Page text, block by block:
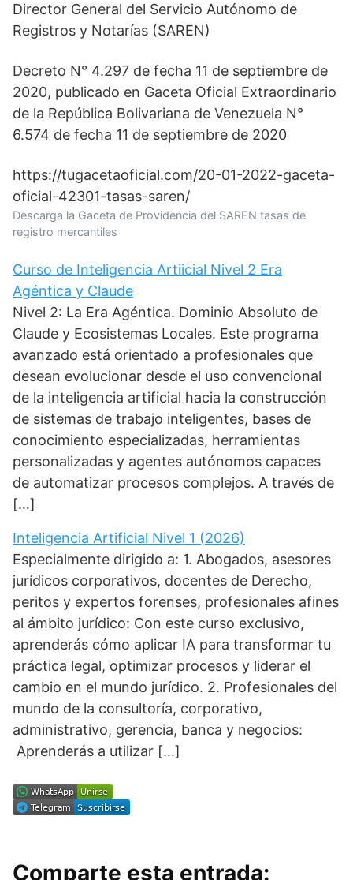
Director General del Servicio Autónomo de
Registros y Notarías (SAREN)
Decreto N° 4.297 de fecha 11 de septiembre de
2020, publicado en Gaceta Oficial Extraordinario
de la República Bolivariana de Venezuela N°
6.574 de fecha 11 de septiembre de 2020
https://tugacetaoficial.com/20-01-2022-gaceta-
oficial-42301-tasas-saren/
Descarga la Gaceta de Providencia del SAREN tasas de
registro mercantiles
Curso de Inteligencia Artiicial Nivel 2 Era
Agéntica y Claude
Nivel 2: La Era Agéntica. Dominio Absoluto de
Claude y Ecosistemas Locales. Este programa
avanzado está orientado a profesionales que
desean evolucionar desde el uso convencional
de la inteligencia artificial hacia la construcción
de sistemas de trabajo inteligentes, bases de
conocimiento especializadas, herramientas
personalizadas y agentes autónomos capaces
de automatizar procesos complejos. A través de
[…]
Inteligencia Artificial Nivel 1 (2026)
Especialmente dirigido a: 1. Abogados, asesores
jurídicos corporativos, docentes de Derecho,
peritos y expertos forenses, profesionales afines
al ámbito jurídico: Con este curso exclusivo,
aprenderás cómo aplicar IA para transformar tu
práctica legal, optimizar procesos y liderar el
cambio en el mundo jurídico. 2. Profesionales del
mundo de la consultoría, corporativo,
administrativo, gerencia, banca y negocios:
Aprenderás a utilizar […]
Comparte esta entrada: